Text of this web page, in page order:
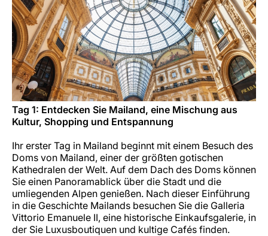
Tag 1: Entdecken Sie Mailand, eine Mischung aus
Kultur, Shopping und Entspannung
Ihr erster Tag in Mailand beginnt mit einem Besuch des
Doms von Mailand, einer der größten gotischen
Kathedralen der Welt. Auf dem Dach des Doms können
Sie einen Panoramablick über die Stadt und die
umliegenden Alpen genießen. Nach dieser Einführung
in die Geschichte Mailands besuchen Sie die Galleria
Vittorio Emanuele II, eine historische Einkaufsgalerie, in
der Sie Luxusboutiquen und kultige Cafés finden.